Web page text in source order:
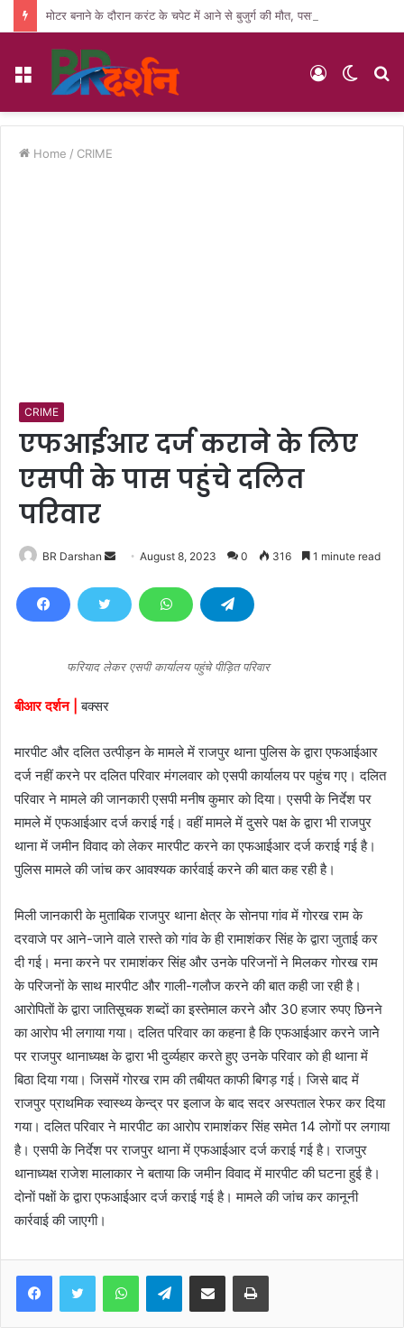
मोटर बनाने के दौरान करंट के चपेट में आने से बुजुर्ग की मौत, पसरा मातम
Menu
Switch
Log
Home / CRIME
CRIME
एफआईआर दर्ज कराने के लिए
एसपी के पास पहुंचे दलित
परिवार
BR Darshan
d
n
i
l
August 8, 2023 0 316 1 minute read
फरियाद लेकर एसपी कार्यालय पहुंचे पीड़ित परिवार
बीआर दर्शन | बक्सर
मारपीट और दलित उत्पीड़न के मामले में राजपुर थाना पुलिस के द्वारा एफआईआर
दर्ज नहीं करने पर दलित परिवार मंगलवार काे एसपी कार्यालय पर पहुंच गए। दलित
परिवार ने मामले की जानकारी एसपी मनीष कुमार काे दिया। एसपी के निर्देश पर
मामले में एफआईआर दर्ज कराई गई। वहीं मामले में दुसरे पक्ष के द्वारा भी राजपुर
थाना में जमीन विवाद काे लेकर मारपीट करने का एफआईआर दर्ज कराई गई है।
पुलिस मामले की जांच कर आवश्यक कार्रवाई करने की बात कह रही है।
मिली जानकारी के मुताबिक राजपुर थाना क्षेत्र के साेनपा गांव में गाेरख राम के
दरवाजे पर आने-जाने वाले रास्ते काे गांव के ही रामाशंकर सिंह के द्वारा जुताई कर
दी गई। मना करने पर रामाशंकर सिंह और उनके परिजनाें ने मिलकर गाेरख राम
के परिजनाें के साथ मारपीट और गाली-गलाैज करने की बात कही जा रही है।
आराेपिताें के द्वारा जातिसूचक शब्दाें का इस्तेमाल करने और 30 हजार रुपए छिनने
का आराेप भी लगाया गया। दलित परिवार का कहना है कि एफआईआर करने जानेे
पर राजपुर थानाध्यक्ष के द्वारा भी दुर्व्यहार करते हुए उनके परिवार काे ही थाना में
बिठा दिया गया। जिसमें गाेरख राम की तबीयत काफी बिगड़ गई। जिसे बाद में
राजपुर प्राथमिक स्वास्थ्य केन्द्र पर इलाज के बाद सदर अस्पताल रेफर कर दिया
गया। दलित परिवार ने मारपीट का आरोप रामाशंकर सिंह समेत 14 लाेगाें पर लगाया
है। एसपी के निर्देश पर राजपुर थाना में एफआईआर दर्ज कराई गई है। राजपुर
थानाध्यक्ष राजेश मालाकार ने बताया कि जमीन विवाद में मारपीट की घटना हुई है।
दाेनाें पक्षाें के द्वारा एफआईआर दर्ज कराई गई है। मामले की जांच कर कानूनी
कार्रवाई की जाएगी।
Telegram